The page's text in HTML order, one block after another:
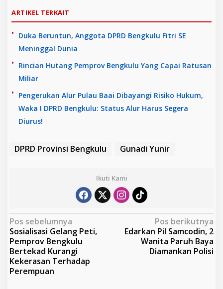
ARTIKEL TERKAIT
Duka Beruntun, Anggota DPRD Bengkulu Fitri SE
Meninggal Dunia
Rincian Hutang Pemprov Bengkulu Yang Capai Ratusan
Miliar
Pengerukan Alur Pulau Baai Dibayangi Risiko Hukum,
Waka I DPRD Bengkulu: Status Alur Harus Segera
Diurus!
DPRD Provinsi Bengkulu Gunadi Yunir
Ikuti Kami
N
a
v
i
g
Pos sebelumnya
Sosialisasi Gelang Peti,
Pemprov Bengkulu
Bertekad Kurangi
Kekerasan Terhadap
Perempuan
Pos berikutnya
Edarkan Pil Samcodin, 2
Wanita Paruh Baya
Diamankan Polisi